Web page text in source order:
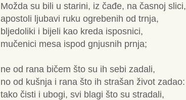
Možda su bili u starini, iz čađe, na časnoj slici,
apostoli ljubavi ruku ogrebenih od trnja,
bljedoliki i bijeli kao kreda isposnici,
mučenici mesa ispod gnjusnih prnja;
ne od rana bičem što su ih sebi zadali,
no od kušnja i rana što ih strašan život zadao:
tako čisti i ubogi, svi blagi što su stradali,